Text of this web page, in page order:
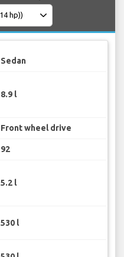
Sedan
8.9 l
Front wheel drive
92
5.2 l
530 l